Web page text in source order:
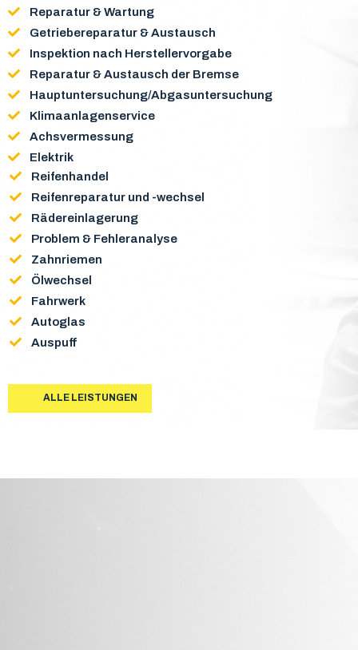
Reparatur & Wartung
Getriebereparatur & Austausch
Inspektion nach Herstellervorgabe
Reparatur & Austausch der Bremse
Hauptuntersuchung/Abgasuntersuchung
Klimaanlagenservice
Achsvermessung
Elektrik
Reifenhandel
Reifenreparatur und -wechsel
Rädereinlagerung
Problem & Fehleranalyse
Zahnriemen
Ölwechsel
Fahrwerk
Autoglas
Auspuff
ALLE LEISTUNGEN